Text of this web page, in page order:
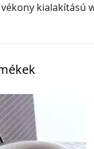
kialakítású